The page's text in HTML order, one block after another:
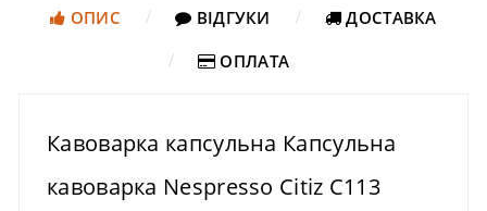
ОПИС ВІДГУКИ
ДОСТАВКА
ОПЛАТА
Кавоварка капсульна Капсульна
кавоварка Nespresso Citiz C113